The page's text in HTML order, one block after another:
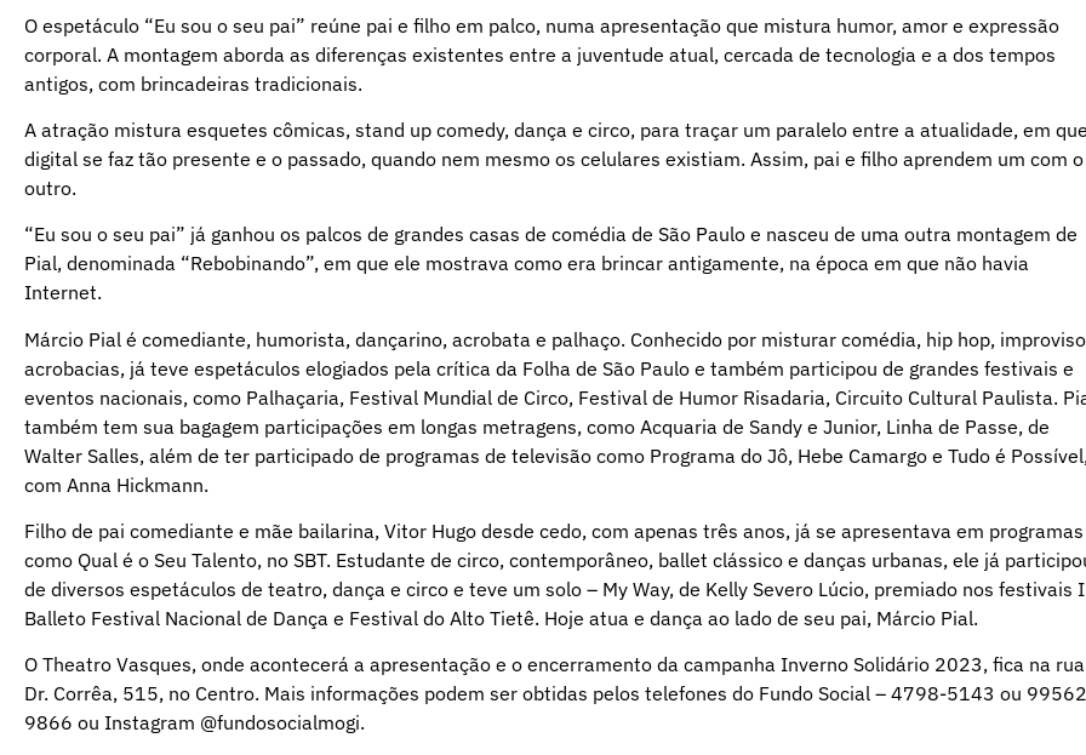
O espetáculo “Eu sou o seu pai” reúne pai e filho em palco, numa apresentação que mistura humor, amor e expressão
corporal. A montagem aborda as diferenças existentes entre a juventude atual, cercada de tecnologia e a dos tempos
antigos, com brincadeiras tradicionais.
A atração mistura esquetes cômicas, stand up comedy, dança e circo, para traçar um paralelo entre a atualidade, em
digital se faz tão presente e o passado, quando nem mesmo os celulares existiam. Assim, pai e filho aprendem um com o
outro.
“Eu sou o seu pai” já ganhou os palcos de grandes casas de comédia de São Paulo e nasceu de uma outra montagem de
Pial, denominada “Rebobinando”, em que ele mostrava como era brincar antigamente, na época em que não havia
Internet.
Márcio Pial é comediante, humorista, dançarino, acrobata e palhaço. Conhecido por misturar comédia, hip hop,
acrobacias, já teve espetáculos elogiados pela crítica da Folha de São Paulo e também participou de grandes festivais e
eventos nacionais, como Palhaçaria, Festival Mundial de Circo, Festival de Humor Risadaria, Circuito Cultural Paulista.
também tem sua bagagem participações em longas metragens, como Acquaria de Sandy e Junior, Linha de Passe, de
Walter Salles, além de ter participado de programas de televisão como Programa do Jô, Hebe Camargo e Tudo é
com Anna Hickmann.
Filho de pai comediante e mãe bailarina, Vitor Hugo desde cedo, com apenas três anos, já se apresentava em programas
como Qual é o Seu Talento, no SBT. Estudante de circo, contemporâneo, ballet clássico e danças urbanas, ele já
de diversos espetáculos de teatro, dança e circo e teve um solo – My Way, de Kelly Severo Lúcio, premiado nos festivais
Balleto Festival Nacional de Dança e Festival do Alto Tietê. Hoje atua e dança ao lado de seu pai, Márcio Pial.
O Theatro Vasques, onde acontecerá a apresentação e o encerramento da campanha Inverno Solidário 2023, fica na rua
Dr. Corrêa, 515, no Centro. Mais informações podem ser obtidas pelos telefones do Fundo Social – 4798-5143 ou
9866 ou Instagram @fundosocialmogi.